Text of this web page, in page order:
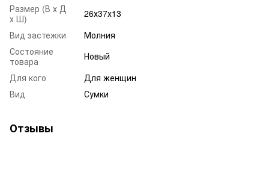
Размер (В х Д
х Ш)
26х37х13
Вид застежки
Молния
Состояние
товара
Новый
Для кого
Для женщин
Вид
Сумки
Отзывы